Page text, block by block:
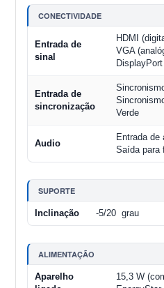
CONECTIVIDADE
Entrada de
sinal
HDMI
VGA
DisplayPort
Entrada de
sincronização
Verde
Audio
Entrada de
Saída para
SUPORTE
Inclinação -5/20 grau
ALIMENTAÇÃO
Aparelho
15,3 W